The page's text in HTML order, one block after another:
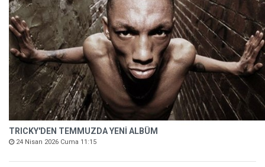
TRICKY'DEN TEMMUZDA YENİ ALBÜM
24 Nisan 2026 Cuma 11:15